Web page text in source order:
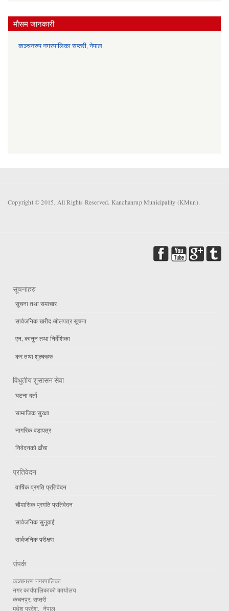
मौसम जानकारी
कञ्चनरुप नगरपालिका सप्तरी, नेपाल
Copyright © 2015. All Rights Reserved. Kanchanrup Municipality (KMun).
सूचनाहरु
सूचना तथा समाचार
सार्वजनिक खरीद /बोलपत्र सूचना
एन, कानुन तथा निर्देशिका
कर तथा शुल्कहरु
विधुतीय शुसासन सेवा
घटना दर्ता
सामाजिक सुरक्षा
नागरिक वडापत्र
निवेदनको ढाँचा
प्रतिवेदन
वार्षिक प्रगति प्रतिवेदन
चौमासिक प्रगति प्रतिवेदन
सार्वजनिक सुनुवाई
सार्वजनिक परीक्षण
संपर्क
कञ्चनरुप नगरपालिका
नगर कार्यपालिकाको कार्यालय
कंचनपुर, सप्तरी
मधेश प्रदेश, नेपाल